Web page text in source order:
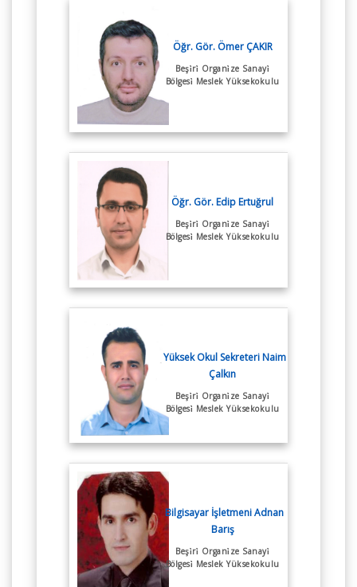
Öğr. Gör. Ömer ÇAKIR
Beşi̇ri̇ Organi̇ze Sanayi̇
Bölgesi̇ Meslek Yüksekokulu
Öğr. Gör. Edip Ertuğrul
Beşi̇ri̇ Organi̇ze Sanayi̇
Bölgesi̇ Meslek Yüksekokulu
Yüksek Okul Sekreteri Naim
Çalkın
Beşi̇ri̇ Organi̇ze Sanayi̇
Bölgesi̇ Meslek Yüksekokulu
Bilgisayar İşletmeni Adnan
Barış
Beşi̇ri̇ Organi̇ze Sanayi̇
Bölgesi̇ Meslek Yüksekokulu